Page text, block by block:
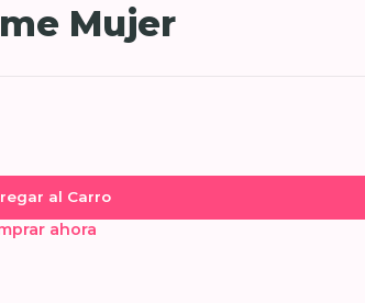
Mujer
al Carro
ahora